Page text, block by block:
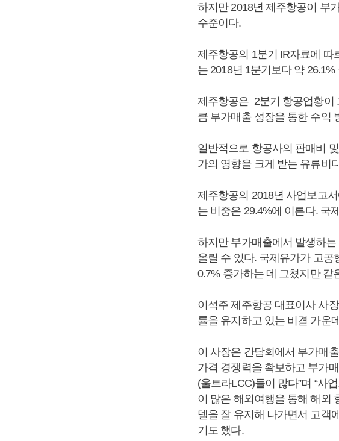
하지만 2018년 제주항공이 부
수준이다.
제주항공의 1분기 IR자료에 따
는 2018년 1분기보다 약
제주항공은 2분기 항공업황이
큼 부가매출 성장을 통한 수익
일반적으로 항공사의 판매비
가의 영향을 크게 받는 유류비
제주항공의 2018년 사업보고
는 비중은 29.4%에 이른다. 국
하지만 부가매출에서 발생하
올릴 수 있다. 국제유가가 고공
0.7% 증가하는 데 그쳤지만 같
이석주 제주항공 대표이사 사
률을 유지하고 있는 비결 가운
이 사장은 간담회에서 부가매
가격 경쟁력을 확보하고 부가
(울트라LCC)들이 많다”며 “사
이 많은 해외여행을 통해 해외
델을 잘 유지해 나가면서 고객
기도 했다.